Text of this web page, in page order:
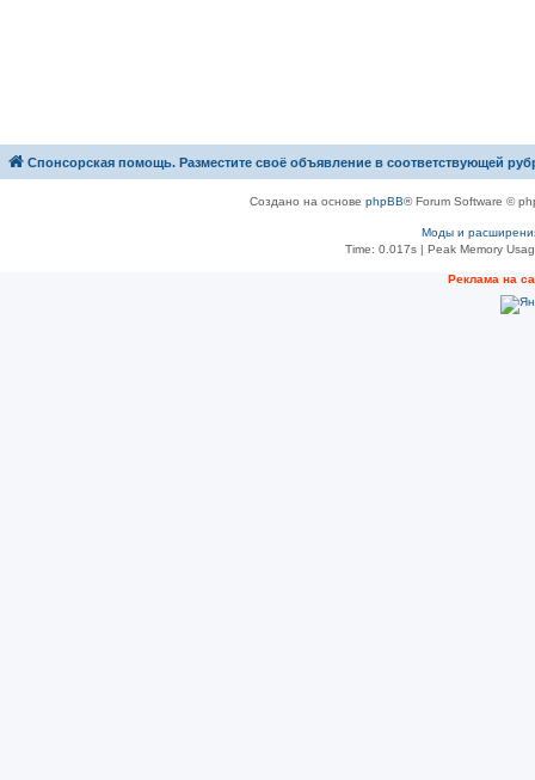
Спонсорская помощь. Разместите своё объявление в соответствующей
Создано на основе phpBB® Forum Software ©
Моды и
Time: 0.017s| Peak Memory
Рeклама на